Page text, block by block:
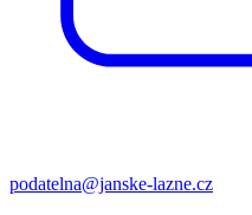
podatelna@janske-lazne.cz